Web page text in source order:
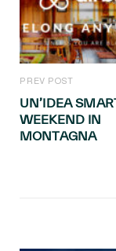
PREV POST
UN’IDEA
WEEKEND IN
MONTAGNA